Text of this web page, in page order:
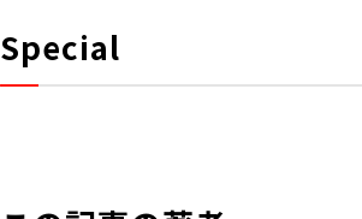
Special